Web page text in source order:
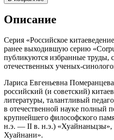
Описание
Серия «Российское
ранее выходившую серию
публикуются избранные труды,
отечественных ученых-
Лариса Евгеньевна
российский (и советский)
литературы, талантливый
в отечественной науке полный
крупнейшего философского
н.э. — II в. н.э.)
Хуайнани».